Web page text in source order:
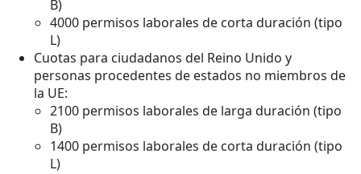
B)
4000 permisos laborales de corta duración (tipo
L)
Cuotas para ciudadanos del Reino Unido y
personas procedentes de estados no miembros de
la UE:
2100 permisos laborales de larga duración (tipo
B)
1400 permisos laborales de corta duración (tipo
L)